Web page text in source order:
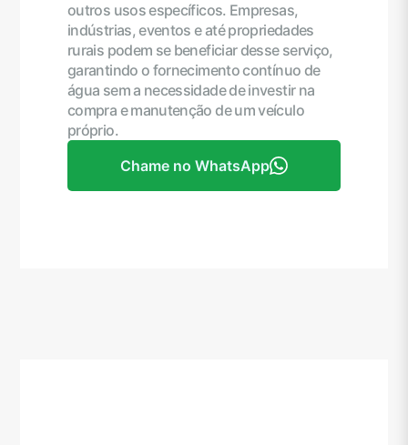
outros usos específicos. Empresas,
indústrias, eventos e até propriedades
rurais podem se beneficiar desse serviço,
garantindo o fornecimento contínuo de
água sem a necessidade de investir na
compra e manutenção de um veículo
próprio.
Chame no WhatsApp